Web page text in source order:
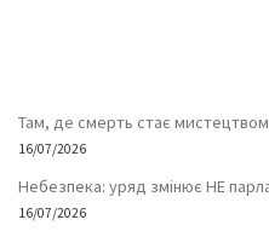
Там, де смерть стає мистецтвом
16/07/2026
Небезпека: уряд змінює НЕ
16/07/2026